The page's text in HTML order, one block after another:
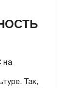
на
Так,